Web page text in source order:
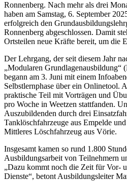
Ronnenberg. Nach mehr als drei
haben am Samstag, 6. September
erfolgreich den
Ronnenberg abgeschlossen. Damit
Ortsteilen neue Kräfte bereit, um die
Der Lehrgang, der seit diesem Jahr
„Modularen
begann am 3. Juni mit einem
Selbstlernphase über ein Onlinetool.
praktische Teil mit Vorträgen und
pro Woche in Weetzen stattfanden.
Auszubildenden durch drei
Tanklöschfahrzeuge aus Empelde
Mittleres Löschfahrzeug aus Vörie.
Insgesamt kamen so rund 1.800
Ausbildungsarbeit von Teilnehmern
„Dazu kommt noch die Zeit für Vor-
Dienste“, betont Ausbildungsleiter